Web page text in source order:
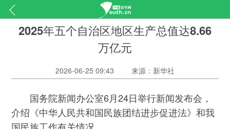
2025年五个自治区地区生产总值达8.66
万亿元
2026-06-25 09:43 来源：新华社
国务院新闻办公室6月24日举行新闻发布会，
介绍《中华人民共和国民族团结进步促进法》和我